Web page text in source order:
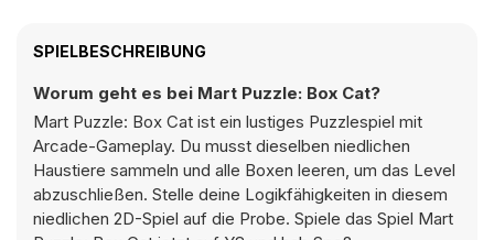
SPIELBESCHREIBUNG
Worum geht es bei Mart Puzzle: Box Cat?
Mart Puzzle: Box Cat ist ein lustiges Puzzlespiel mit
Arcade-Gameplay. Du musst dieselben niedlichen
Haustiere sammeln und alle Boxen leeren, um das Level
abzuschließen. Stelle deine Logikfähigkeiten in diesem
niedlichen 2D-Spiel auf die Probe. Spiele das Spiel Mart